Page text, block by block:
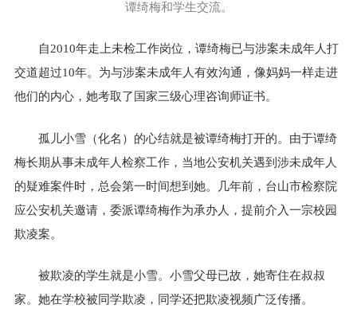
谭绮梅和学生交流。
自2010年走上未检工作岗位，谭绮梅已与涉案未成年人打
交道超过10年。为与涉案未成年人有效沟通，像妈妈一样走进
他们的内心，她考取了国家三级心理咨询师证书。
孤儿小雪（化名）的心结就是被谭绮梅打开的。由于谭绮
梅长期从事未成年人检察工作，当地公安机关遇到涉未成年人
的疑难案件时，总会第一时间想到她。几年前，台山市检察院
应公安机关邀请，委派谭绮梅作为承办人，提前介入一宗校园
欺凌案。
被欺凌的学生就是小雪。小雪父母已故，她寄住在叔叔
家。她在学校被同学欺凌，同学还把欺凌视频广泛传播。